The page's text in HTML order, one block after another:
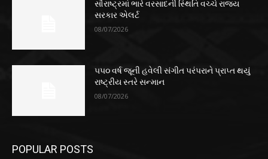
સૌરાષ્ટ્રમાં ભારે વરસાદની સ્થિતિ વચ્ચે રાજ્ય
સરકાર એલર્ટ
08/07/2026
૫૫૦ વર્ષ જૂની હવેલી સંગીત પરંપરાને પ્રાપ્ત થયું
રાષ્ટ્રીય સ્તરે સન્માન
08/07/2026
POPULAR POSTS